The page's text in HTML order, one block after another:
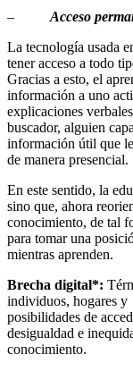
–Acceso
La tecnología usada
tener acceso a todo
Gracias a esto, el
información a uno
explicaciones
buscador, alguien
información útil que
de manera presencial.
En este sentido, la
sino que, ahora
conocimiento, de tal
para tomar una
mientras aprenden.
Brecha digital*:
individuos, hogares y
posibilidades de
desigualdad e
conocimiento.